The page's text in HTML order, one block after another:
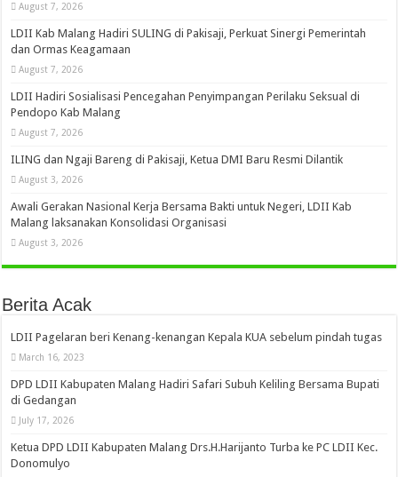
August 7, 2026
LDII Kab Malang Hadiri SULING di Pakisaji, Perkuat Sinergi Pemerintah
dan Ormas Keagamaan
August 7, 2026
LDII Hadiri Sosialisasi Pencegahan Penyimpangan Perilaku Seksual di
Pendopo Kab Malang
August 7, 2026
ILING dan Ngaji Bareng di Pakisaji, Ketua DMI Baru Resmi Dilantik
August 3, 2026
Awali Gerakan Nasional Kerja Bersama Bakti untuk Negeri, LDII Kab
Malang laksanakan Konsolidasi Organisasi
August 3, 2026
Berita Acak
LDII Pagelaran beri Kenang-kenangan Kepala KUA sebelum pindah tugas
March 16, 2023
DPD LDII Kabupaten Malang Hadiri Safari Subuh Keliling Bersama Bupati
di Gedangan
July 17, 2026
Ketua DPD LDII Kabupaten Malang Drs.H.Harijanto Turba ke PC LDII Kec.
Donomulyo